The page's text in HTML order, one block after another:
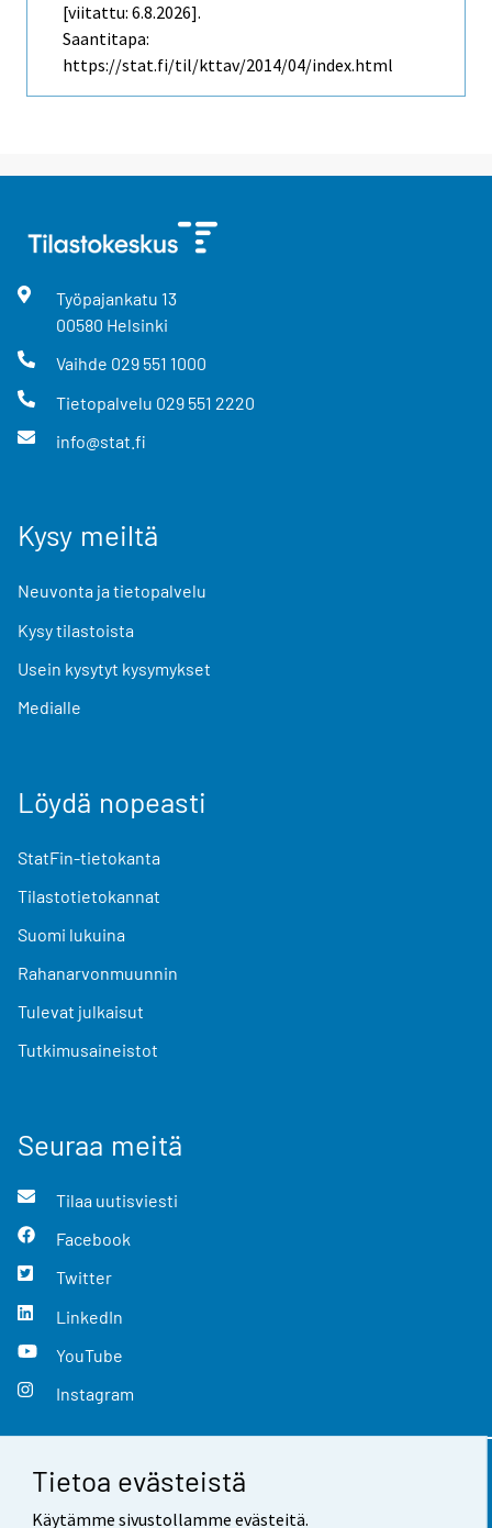
Tietoa evästeistä
Käytämme sivustollamme evästeitä.
[viitattu: 6.8.2026].
Saantitapa:
https://stat.fi/til/kttav/2014/04/index.html
Työpajankatu 13
00580 Helsinki
Vaihde 029 551 1000
Tietopalvelu 029 551 2220
info@stat.fi
Kysy meiltä
Neuvonta ja tietopalvelu
Kysy tilastoista
Usein kysytyt kysymykset
Medialle
Löydä nopeasti
StatFin-tietokanta
Tilastotietokannat
Suomi lukuina
Rahanarvonmuunnin
Tulevat julkaisut
Tutkimusaineistot
Seuraa meitä
Tilaa uutisviesti
Facebook
Twitter
LinkedIn
YouTube
Instagram
Yhteystiedot